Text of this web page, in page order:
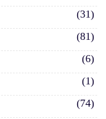
(31)
(81)
(6)
(1)
(74)